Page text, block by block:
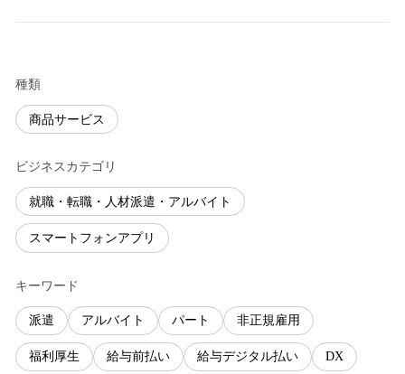
種類
商品サービス
ビジネスカテゴリ
就職・転職・人材派遣・アルバイト
スマートフォンアプリ
キーワード
派遣 アルバイト パート 非正規雇用
福利厚生 給与前払い 給与デジタル払い DX